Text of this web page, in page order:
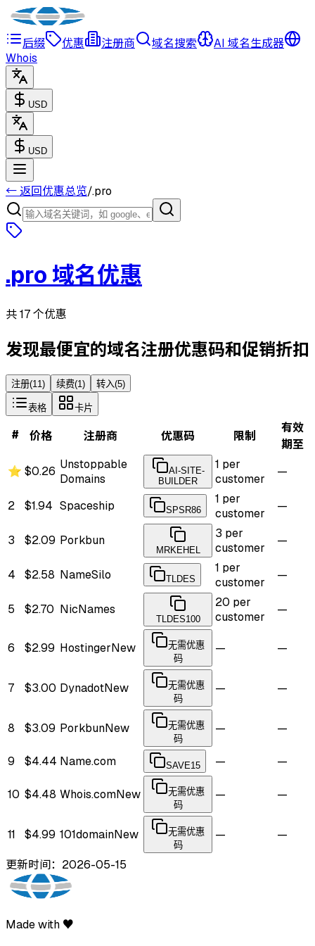
后缀 优惠 注册商 域名搜索
AI 域名生成器
Whois
USD
USD
← 返回优惠总览/.pro
.pro 域名优惠
共 17 个优惠
发现最便宜的域名注册优惠码和促销折扣
注册(11) 续费(1) 转入(5)
表格 卡片
# 价格 注册商 优惠码 限制
有效
期至
⭐ $0.26 Unstoppable
Domains
AI-SITE-
BUILDER
1 per
customer
—
2 $1.94 Spaceship SPSR86
1 per
customer
—
3 $2.09 Porkbun
MRKEHEL
3 per
customer
—
4 $2.58 NameSilo TLDES
1 per
customer
—
5 $2.70 NicNames
TLDES100
20 per
customer
—
6 $2.99 HostingerNew
无需优惠
码
— —
7 $3.00 DynadotNew
无需优惠
码
— —
8 $3.09 PorkbunNew
无需优惠
码
— —
9 $4.44 Name.com SAVE15 — —
10 $4.48 Whois.comNew
无需优惠
码
— —
11 $4.99 101domainNew
无需优惠
码
— —
更新时间：2026-05-15
Made with ♥